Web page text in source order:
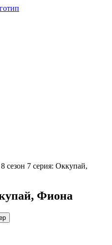
8 сезон 7 серия: Оккупай,
Фиона